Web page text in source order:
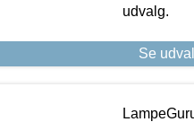
udvalg.
Se